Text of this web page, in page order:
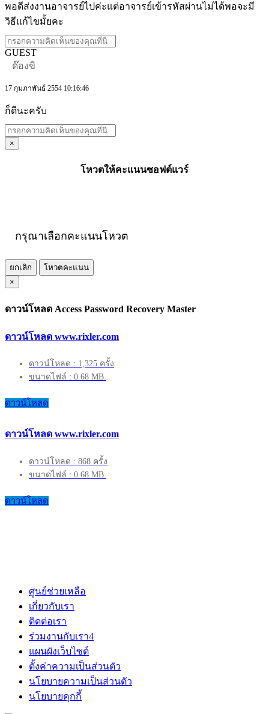
พอดีส่งงานอาจารย์ไปค่ะแต่อาจารย์เข้ารหัสผ่านไม่ได้พอจะมี
วิธีแก้ไขมั้ยคะ
GUEST
ด๊องขิ
17 กุมภาพันธ์ 2554 10:16:46
ก็ดีนะครับ
×
โหวตให้คะแนนซอฟต์แวร์
กรุณาเลือกคะแนนโหวต
ยกเลิก
โหวตคะแนน
×
ดาวน์โหลด Access Password Recovery Master
ดาวน์โหลด www.rixler.com
ดาวน์โหลด : 1,325 ครั้ง
ขนาดไฟล์ : 0.68 MB.
ดาวน์โหลด
ดาวน์โหลด www.rixler.com
ดาวน์โหลด : 868 ครั้ง
ขนาดไฟล์ : 0.68 MB.
ดาวน์โหลด
ศูนย์ช่วยเหลือ
เกี่ยวกับเรา
ติดต่อเรา
ร่วมงานกับเรา4
แผนผังเว็บไซต์
ตั้งค่าความเป็นส่วนตัว
นโยบายความเป็นส่วนตัว
นโยบายคุกกี้